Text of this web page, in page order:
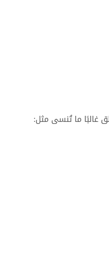
غالبًا ما تُنسى مثل: